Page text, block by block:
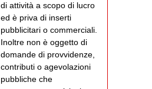
di attività a scopo di lucro
ed è priva di inserti
pubblicitari o commerciali.
Inoltre non è oggetto di
domande di provvidenze,
contributi o agevolazioni
pubbliche che